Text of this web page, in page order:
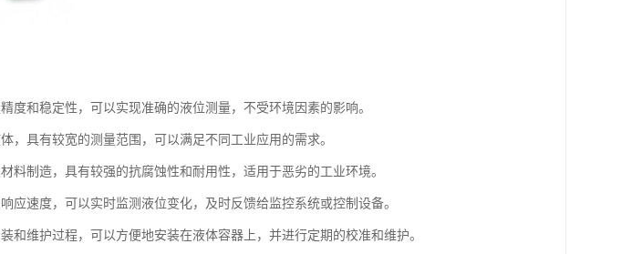
度和稳定性，可以实现准确的液位测量，不受环境因素的影响。
，具有较宽的测量范围，可以满足不同工业应用的需求。
料制造，具有较强的抗腐蚀性和耐用性，适用于恶劣的工业环境。
应速度，可以实时监测液位变化，及时反馈给监控系统或控制设备。
和维护过程，可以方便地安装在液体容器上，并进行定期的校准和维护。